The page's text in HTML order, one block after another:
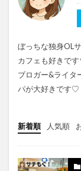
ぼっちな独身OL
カフェも好きで
ブロガー&ライタ
パが大好きです♡
新着順 人気順